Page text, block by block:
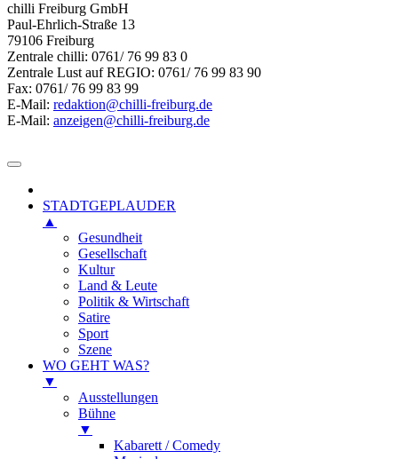
chilli Freiburg GmbH
Paul-Ehrlich-Straße 13
79106 Freiburg
Zentrale chilli: 0761/ 76 99 83 0
Zentrale Lust auf REGIO: 0761/ 76 99 83 90
Fax: 0761/ 76 99 83 99
E-Mail: redaktion@chilli-freiburg.de
E-Mail: anzeigen@chilli-freiburg.de
STADTGEPLAUDER
▲
Gesundheit
Gesellschaft
Kultur
Land & Leute
Politik & Wirtschaft
Satire
Sport
Szene
WO GEHT WAS?
▼
Ausstellungen
Bühne
▼
Kabarett / Comedy